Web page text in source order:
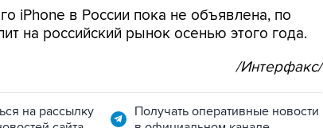
iPhone в России пока не объявлена, по
на российский рынок осенью этого года.
/Интерфакс/
на рассылку
Получать оперативные новости